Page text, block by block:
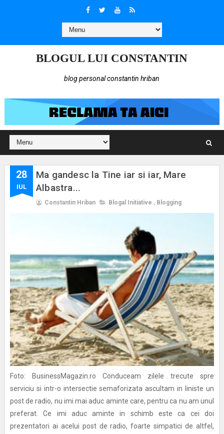
BLOGUL LUI CONSTANTIN
blog personal constantin hriban
28
IUL
Ma gandesc la Tine iar si iar, Mare
Albastra...
Constantin Hriban Blogal Initiative , Blogging
Foto: BusinessMagazin.ro Conduceam zilele trecute spre
serviciu si intr-o intersectie semaforizata ascultam in liniste un
post de radio, nu imi mai aduc aminte care, pentru ca nu am unul
preferat. Ce imi aduc aminte in schimb este ca cei doi
prezentatori ai acelui post de radio, foarte simpatici de altfel,